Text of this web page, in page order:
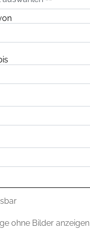
ohne Bilder anzeigen